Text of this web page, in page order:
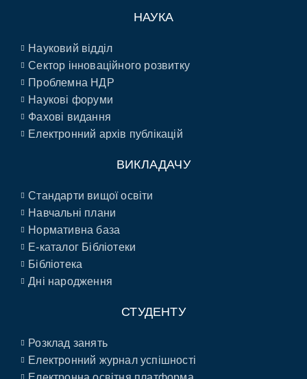
НАУКА
Науковий відділ
Сектор інноваційного розвитку
Проблемна НДР
Наукові форуми
Фахові видання
Електронний архів публікацій
ВИКЛАДАЧУ
Стандарти вищої освіти
Навчальні плани
Нормативна база
E-каталог Бібліотеки
Бібліотека
Дні народження
СТУДЕНТУ
Розклад занять
Електронний журнал успішності